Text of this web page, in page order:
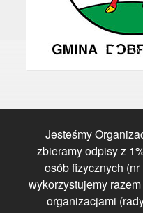
zbieramy odpisy z
osób fizycznych
wykorzystujemy
organizacjami
stowarzyszenia) na